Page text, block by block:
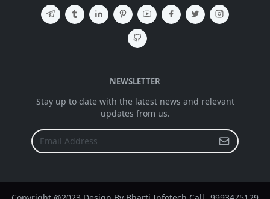
NEWSLETTER
Stay up to date with the latest news and relevant
updates from us.